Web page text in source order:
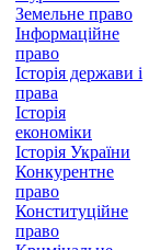
Земельне право
Інформаційне
право
Історія держави і
права
Історія
економіки
Історія України
Конкурентне
право
Конституційне
право